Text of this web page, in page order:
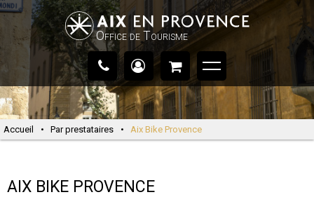
Office de Tourisme
Accueil • Par prestataires • Aix Bike Provence
AIX BIKE PROVENCE